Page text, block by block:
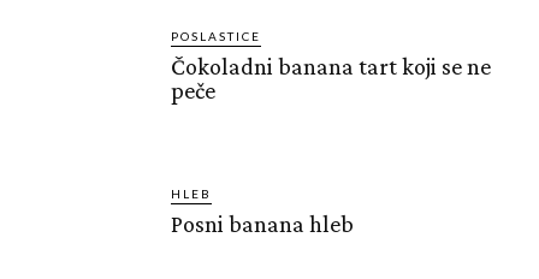
POSLASTICE
Čokoladni banana tart koji se ne
peče
HLEB
Posni banana hleb